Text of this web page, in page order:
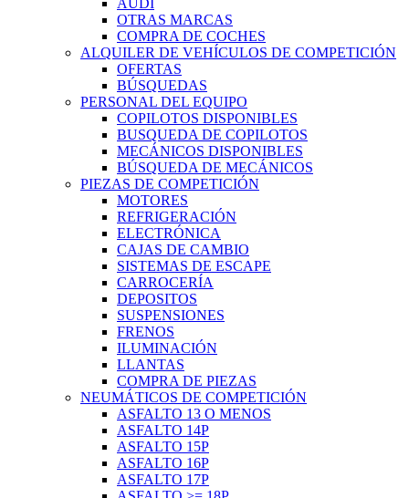
AUDI
OTRAS MARCAS
COMPRA DE COCHES
ALQUILER DE VEHÍCULOS DE COMPETICIÓN
OFERTAS
BÚSQUEDAS
PERSONAL DEL EQUIPO
COPILOTOS DISPONIBLES
BUSQUEDA DE COPILOTOS
MECÁNICOS DISPONIBLES
BÚSQUEDA DE MECÁNICOS
PIEZAS DE COMPETICIÓN
MOTORES
REFRIGERACIÓN
ELECTRÓNICA
CAJAS DE CAMBIO
SISTEMAS DE ESCAPE
CARROCERÍA
DEPOSITOS
SUSPENSIONES
FRENOS
ILUMINACIÓN
LLANTAS
COMPRA DE PIEZAS
NEUMÁTICOS DE COMPETICIÓN
ASFALTO 13 O MENOS
ASFALTO 14P
ASFALTO 15P
ASFALTO 16P
ASFALTO 17P